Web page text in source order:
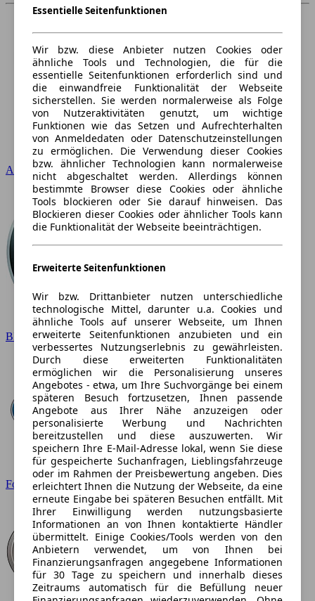
Audi
BMW
Ford
Essentielle Seitenfunktionen
Wir bzw. diese Anbieter nutzen Cookies oder
ähnliche Tools und Technologien, die für die
essentielle Seitenfunktionen erforderlich sind und
die einwandfreie Funktionalität der Webseite
sicherstellen. Sie werden normalerweise als Folge
von Nutzeraktivitäten genutzt, um wichtige
Funktionen wie das Setzen und Aufrechterhalten
von Anmeldedaten oder Datenschutzeinstellungen
zu ermöglichen. Die Verwendung dieser Cookies
bzw. ähnlicher Technologien kann normalerweise
nicht abgeschaltet werden. Allerdings können
bestimmte Browser diese Cookies oder ähnliche
Tools blockieren oder Sie darauf hinweisen. Das
Blockieren dieser Cookies oder ähnlicher Tools kann
die Funktionalität der Webseite beeinträchtigen.
Erweiterte Seitenfunktionen
Wir bzw. Drittanbieter nutzen unterschiedliche
technologische Mittel, darunter u.a. Cookies und
ähnliche Tools auf unserer Webseite, um Ihnen
erweiterte Seitenfunktionen anzubieten und ein
verbessertes Nutzungserlebnis zu gewährleisten.
Durch diese erweiterten Funktionalitäten
ermöglichen wir die Personalisierung unseres
Angebotes - etwa, um Ihre Suchvorgänge bei einem
späteren Besuch fortzusetzen, Ihnen passende
Angebote aus Ihrer Nähe anzuzeigen oder
personalisierte Werbung und Nachrichten
bereitzustellen und diese auszuwerten. Wir
speichern Ihre E-Mail-Adresse lokal, wenn Sie diese
für gespeicherte Suchanfragen, Lieblingsfahrzeuge
oder im Rahmen der Preisbewertung angeben. Dies
erleichtert Ihnen die Nutzung der Webseite, da eine
erneute Eingabe bei späteren Besuchen entfällt. Mit
Ihrer Einwilligung werden nutzungsbasierte
Informationen an von Ihnen kontaktierte Händler
übermittelt. Einige Cookies/Tools werden von den
Anbietern verwendet, um von Ihnen bei
Finanzierungsanfragen angegebene Informationen
für 30 Tage zu speichern und innerhalb dieses
Zeitraums automatisch für die Befüllung neuer